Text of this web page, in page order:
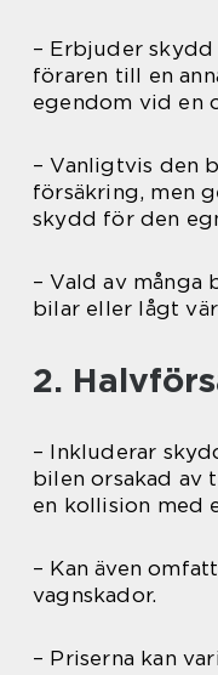
– Erbjuder
föraren till en
egendom vid en
– Vanligtvis den
försäkring, men
skydd för den
– Vald av många
bilar eller lågt
2.
– Inkluderar
bilen orsakad av
en kollision med
– Kan även
vagnskador.
– Priserna kan